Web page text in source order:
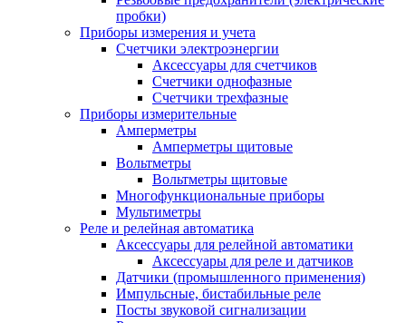
пробки)
Приборы измерения и учета
Счетчики электроэнергии
Аксессуары для счетчиков
Счетчики однофазные
Счетчики трехфазные
Приборы измерительные
Амперметры
Амперметры щитовые
Вольтметры
Вольтметры щитовые
Многофункциональные приборы
Мультиметры
Реле и релейная автоматика
Аксессуары для релейной автоматики
Аксессуары для реле и датчиков
Датчики (промышленного применения)
Импульсные, бистабильные реле
Посты звуковой сигнализации